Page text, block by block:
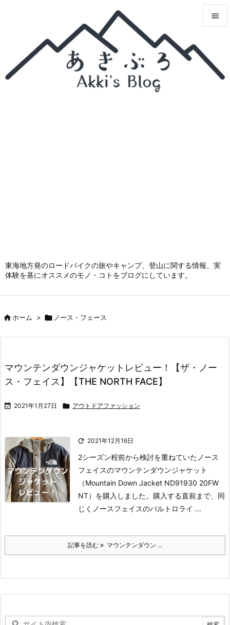
東海地方発のロードバイクの旅やキャンプ、登山に関する情報、実
体験を基にオススメのモノ・コトをブログにしています。


サイド
ホーム >  ノース・フェース
マウンテンダウンジャケットレビュー！【ザ・ノー
ス・フェイス】【THE NORTH FACE】
 2021年1月27日  アウトドアファッション
 2021年12月16日
2シーズン程前から検討を重ねていたノース
フェイスのマウンテンダウンジャケット
（Mountain Down Jacket ND91930 20FW
NT）を購入しました。 購入する直前まで、同
じくノースフェイスのバルトロライ ...
記事を読む マウンテンダウン ...